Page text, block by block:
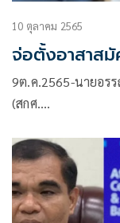
10 ตุลาคม 2565
จ่อตั้งอาสาส
9ต.ค.2565-นายอร
(สกศ.…